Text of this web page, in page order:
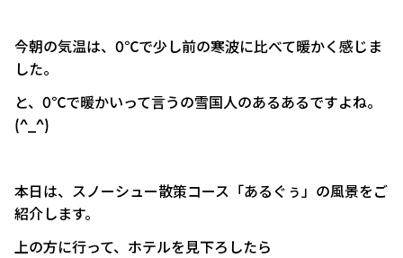
今朝の気温は、0℃で少し前の寒波に比べて暖かく感じま
した。
と、0℃で暖かいって言うの雪国人のあるあるですよね。
(^_^)
本日は、スノーシュー散策コース「あるぐぅ」の風景をご
紹介します。
上の方に行って、ホテルを見下ろしたら